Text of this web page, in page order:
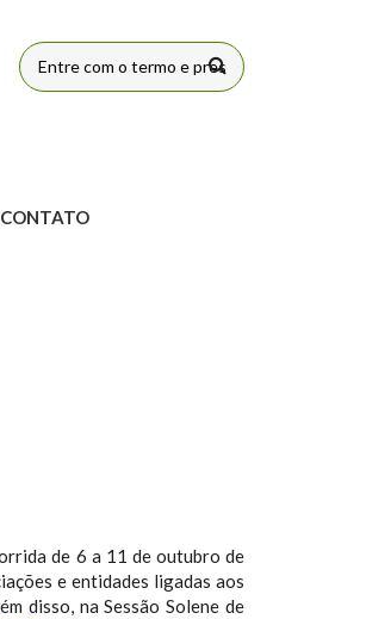
FORMULÁRIO
CONTATO
de 6 a 11 de outubro de
e entidades ligadas aos
disso, na Sessão Solene de